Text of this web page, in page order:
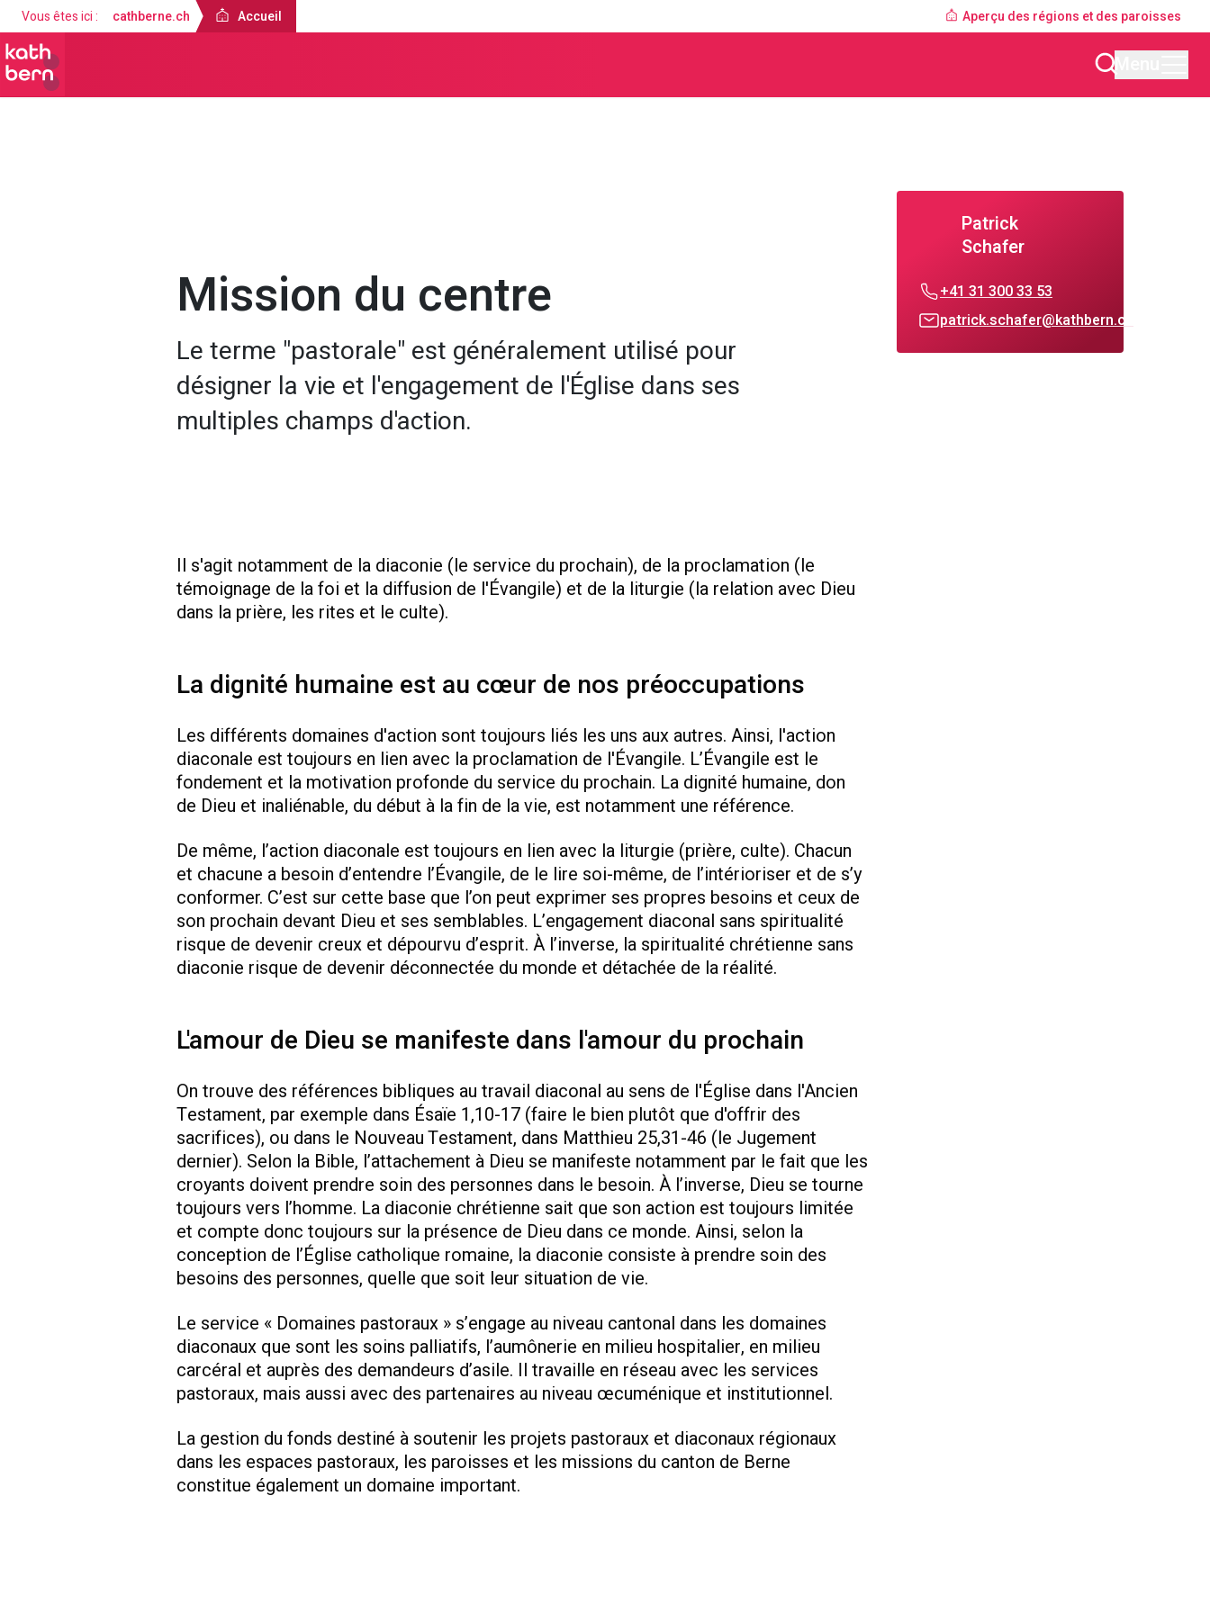
Vous êtes ici : cathberne.ch Accueil Aperçu des régions et des paroisses
Mission du centre
Le terme "pastorale" est généralement utilisé pour
désigner la vie et l'engagement de l'Église dans ses
multiples champs d'action.
Patrick
Schafer
+41 31 300 33 53
patrick.schafer@kathbern.ch
Il s'agit notamment de la diaconie (le service du prochain), de la proclamation (le
témoignage de la foi et la diffusion de l'Évangile) et de la liturgie (la relation avec Dieu
dans la prière, les rites et le culte).
La dignité humaine est au cœur de nos préoccupations
Les différents domaines d'action sont toujours liés les uns aux autres. Ainsi, l'action
diaconale est toujours en lien avec la proclamation de l'Évangile. L’Évangile est le
fondement et la motivation profonde du service du prochain. La dignité humaine, don
de Dieu et inaliénable, du début à la fin de la vie, est notamment une référence.
De même, l’action diaconale est toujours en lien avec la liturgie (prière, culte). Chacun
et chacune a besoin d’entendre l’Évangile, de le lire soi-même, de l’intérioriser et de s’y
conformer. C’est sur cette base que l’on peut exprimer ses propres besoins et ceux de
son prochain devant Dieu et ses semblables. L’engagement diaconal sans spiritualité
risque de devenir creux et dépourvu d’esprit. À l’inverse, la spiritualité chrétienne sans
diaconie risque de devenir déconnectée du monde et détachée de la réalité.
L'amour de Dieu se manifeste dans l'amour du prochain
On trouve des références bibliques au travail diaconal au sens de l'Église dans l'Ancien
Testament, par exemple dans Ésaïe 1,10-17 (faire le bien plutôt que d'offrir des
sacrifices), ou dans le Nouveau Testament, dans Matthieu 25,31-46 (le Jugement
dernier). Selon la Bible, l’attachement à Dieu se manifeste notamment par le fait que les
croyants doivent prendre soin des personnes dans le besoin. À l’inverse, Dieu se tourne
toujours vers l’homme. La diaconie chrétienne sait que son action est toujours limitée
et compte donc toujours sur la présence de Dieu dans ce monde. Ainsi, selon la
conception de l’Église catholique romaine, la diaconie consiste à prendre soin des
besoins des personnes, quelle que soit leur situation de vie.
Le service « Domaines pastoraux » s’engage au niveau cantonal dans les domaines
diaconaux que sont les soins palliatifs, l’aumônerie en milieu hospitalier, en milieu
carcéral et auprès des demandeurs d’asile. Il travaille en réseau avec les services
pastoraux, mais aussi avec des partenaires au niveau œcuménique et institutionnel.
La gestion du fonds destiné à soutenir les projets pastoraux et diaconaux régionaux
dans les espaces pastoraux, les paroisses et les missions du canton de Berne
constitue également un domaine important.